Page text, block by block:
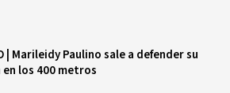
| Marileidy Paulino sale a defender su
los 400 metros